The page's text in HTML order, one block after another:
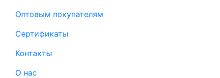
Оптовым покупателям
Сертификаты
Контакты
О нас